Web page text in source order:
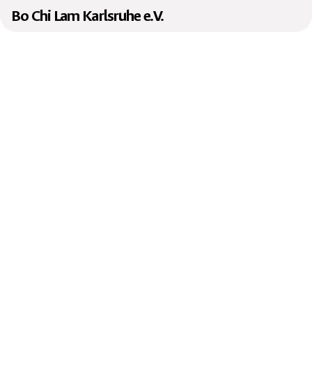
Bo Chi Lam Karlsruhe e.V.